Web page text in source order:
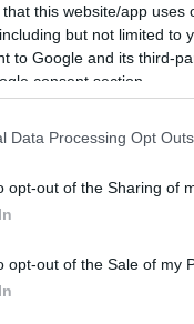
that this website/app
but not limited to
to Google and its third-
consent section.
Data Processing Opt Outs
opt-out of the Sharing of
opt-out of the Sale of my
πρώτο του
ακολούθησε